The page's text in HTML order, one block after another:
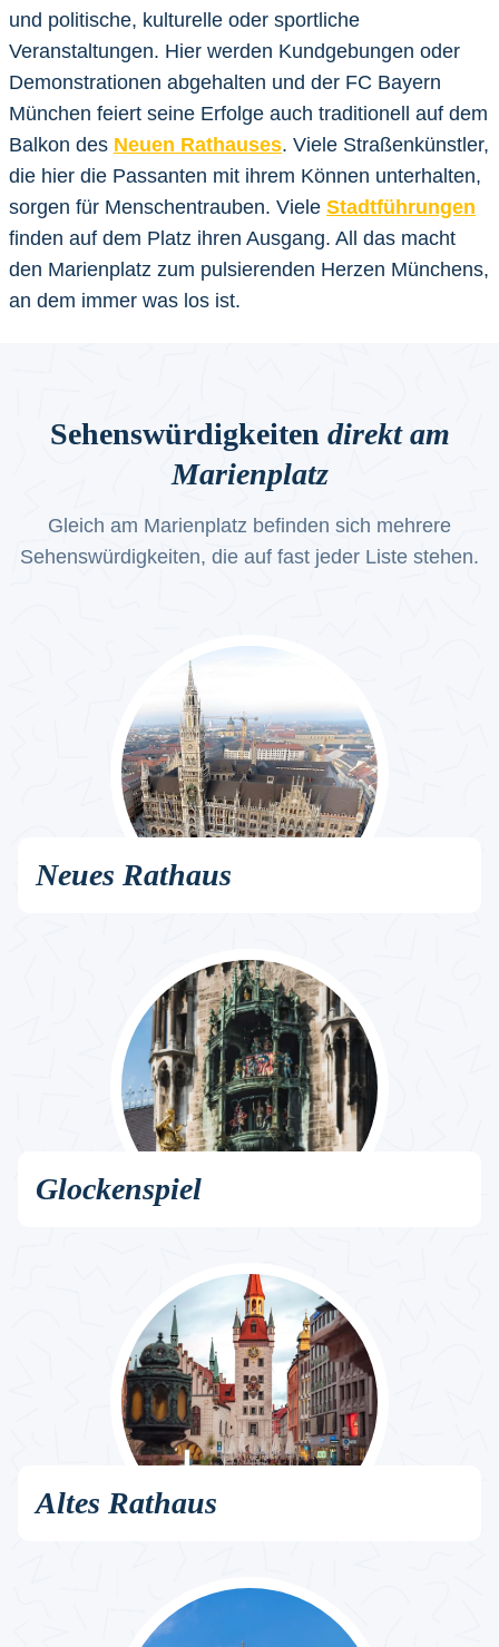
und politische, kulturelle oder sportliche
Veranstaltungen. Hier werden Kundgebungen oder
Demonstrationen abgehalten und der FC Bayern
München feiert seine Erfolge auch traditionell auf dem
Balkon des Neuen Rathauses. Viele Straßenkünstler,
die hier die Passanten mit ihrem Können unterhalten,
sorgen für Menschentrauben. Viele Stadtführungen
finden auf dem Platz ihren Ausgang. All das macht
den Marienplatz zum pulsierenden Herzen Münchens,
an dem immer was los ist.
Sehenswürdigkeiten direkt am
Marienplatz
Gleich am Marienplatz befinden sich mehrere
Sehenswürdigkeiten, die auf fast jeder Liste stehen.
Neues Rathaus
Glockenspiel
Altes Rathaus